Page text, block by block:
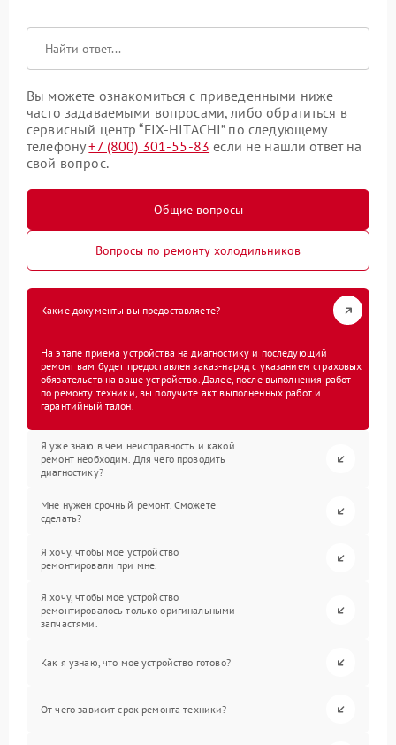
Вы можете ознакомиться с приведенными ниже
часто задаваемыми вопросами, либо обратиться в
сервисный центр “FIX-HITACHI” по следующему
телефону+7 (800) 301-55-83 если не нашли ответ на
свой вопрос.
Общие вопросы
Вопросы по ремонту холодильников
Какие документы вы предоставляете?
На этапе приема устройства на диагностику и последующий
ремонт вам будет предоставлен заказ-наряд с указанием страховых
обязательств на ваше устройство. Далее, после выполнения работ
по ремонту техники, вы получите акт выполненных работ и
гарантийный талон.
Я уже знаю в чем неисправность и какой
ремонт необходим. Для чего проводить
диагностику?
Мне нужен срочный ремонт. Сможете
сделать?
Я хочу, чтобы мое устройство
ремонтировали при мне.
Я хочу, чтобы мое устройство
ремонтировалось только оригинальными
запчастями.
Как я узнаю, что мое устройство готово?
От чего зависит срок ремонта техники?